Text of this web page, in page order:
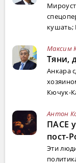
кушать;
Максим
Тяни,
Анкара
Кючук-
Антон
ПАСЕ
пост-
Эти